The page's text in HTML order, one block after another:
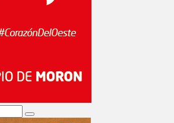
Search